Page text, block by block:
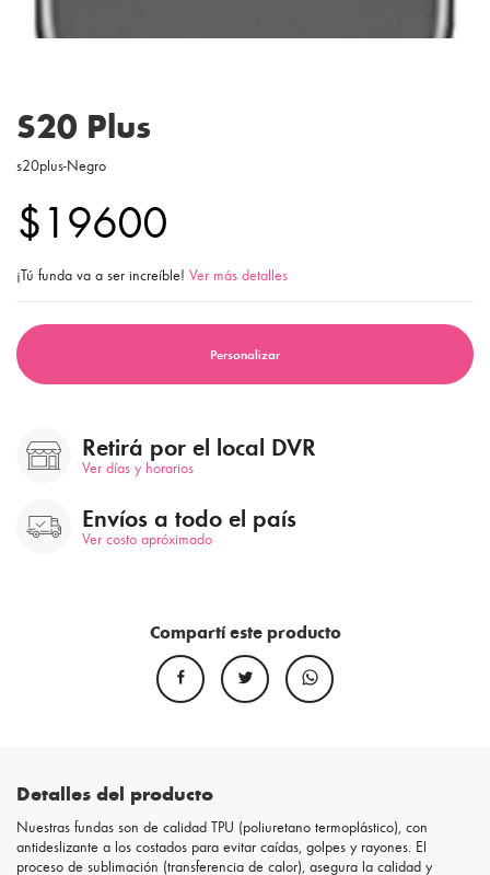
S20 Plus
s20plus-Negro
$19600
¡Tú funda va a ser increíble! Ver más detalles
Personalizar
Retirá por el local DVR
Ver días y horarios
Envíos a todo el país
Ver costo apróximado
Compartí este producto
Detalles del producto
Nuestras fundas son de calidad TPU (poliuretano termoplástico), con
antideslizante a los costados para evitar caídas, golpes y rayones. El
proceso de sublimación (transferencia de calor), asegura la calidad y